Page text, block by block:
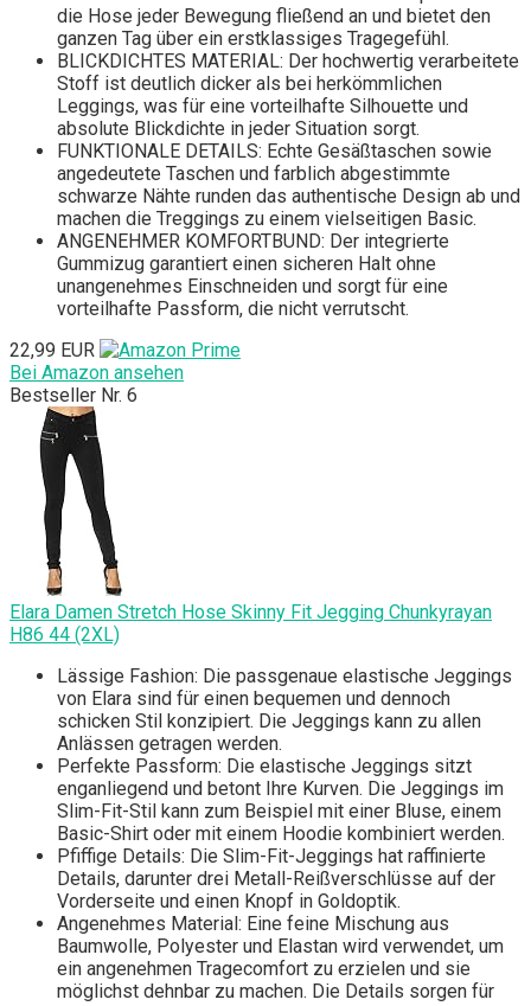
die Hose jeder Bewegung fließend an und bietet den
ganzen Tag über ein erstklassiges Tragegefühl.
BLICKDICHTES MATERIAL: Der hochwertig verarbeitete
Stoff ist deutlich dicker als bei herkömmlichen
Leggings, was für eine vorteilhafte Silhouette und
absolute Blickdichte in jeder Situation sorgt.
FUNKTIONALE DETAILS: Echte Gesäßtaschen sowie
angedeutete Taschen und farblich abgestimmte
schwarze Nähte runden das authentische Design ab und
machen die Treggings zu einem vielseitigen Basic.
ANGENEHMER KOMFORTBUND: Der integrierte
Gummizug garantiert einen sicheren Halt ohne
unangenehmes Einschneiden und sorgt für eine
vorteilhafte Passform, die nicht verrutscht.
22,99 EUR
Bei Amazon ansehen
Bestseller Nr. 6
Elara Damen Stretch Hose Skinny Fit Jegging Chunkyrayan
H86 44 (2XL)
Lässige Fashion: Die passgenaue elastische Jeggings
von Elara sind für einen bequemen und dennoch
schicken Stil konzipiert. Die Jeggings kann zu allen
Anlässen getragen werden.
Perfekte Passform: Die elastische Jeggings sitzt
enganliegend und betont Ihre Kurven. Die Jeggings im
Slim-Fit-Stil kann zum Beispiel mit einer Bluse, einem
Basic-Shirt oder mit einem Hoodie kombiniert werden.
Pfiffige Details: Die Slim-Fit-Jeggings hat raffinierte
Details, darunter drei Metall-Reißverschlüsse auf der
Vorderseite und einen Knopf in Goldoptik.
Angenehmes Material: Eine feine Mischung aus
Baumwolle, Polyester und Elastan wird verwendet, um
ein angenehmen Tragecomfort zu erzielen und sie
möglichst dehnbar zu machen. Die Details sorgen für